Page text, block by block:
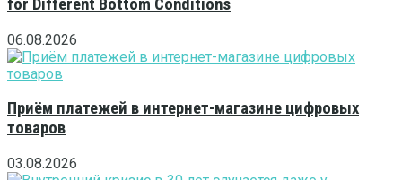
for Different Bottom Conditions
06.08.2026
Приём платежей в интернет-магазине цифровых
товаров
03.08.2026